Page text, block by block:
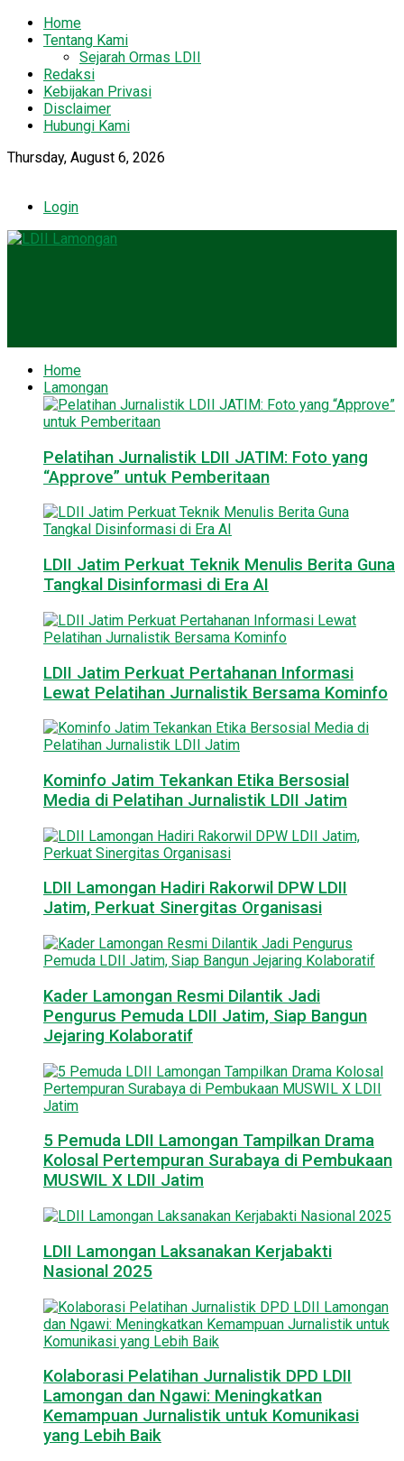
Home
Tentang Kami
Sejarah Ormas LDII
Redaksi
Kebijakan Privasi
Disclaimer
Hubungi Kami
Thursday, August 6, 2026
Login
Home
Lamongan
Pelatihan Jurnalistik LDII JATIM: Foto yang
“Approve” untuk Pemberitaan
LDII Jatim Perkuat Teknik Menulis Berita Guna
Tangkal Disinformasi di Era AI
LDII Jatim Perkuat Pertahanan Informasi
Lewat Pelatihan Jurnalistik Bersama Kominfo
Kominfo Jatim Tekankan Etika Bersosial
Media di Pelatihan Jurnalistik LDII Jatim
LDII Lamongan Hadiri Rakorwil DPW LDII
Jatim, Perkuat Sinergitas Organisasi
Kader Lamongan Resmi Dilantik Jadi
Pengurus Pemuda LDII Jatim, Siap Bangun
Jejaring Kolaboratif
5 Pemuda LDII Lamongan Tampilkan Drama
Kolosal Pertempuran Surabaya di Pembukaan
MUSWIL X LDII Jatim
LDII Lamongan Laksanakan Kerjabakti
Nasional 2025
Kolaborasi Pelatihan Jurnalistik DPD LDII
Lamongan dan Ngawi: Meningkatkan
Kemampuan Jurnalistik untuk Komunikasi
yang Lebih Baik